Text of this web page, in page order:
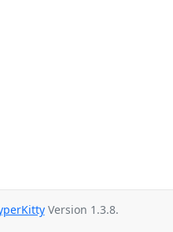
Version 1.3.8.